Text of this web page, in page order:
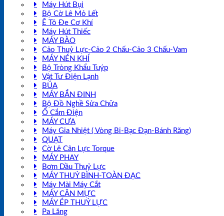
Máy Hút Bụi
Bộ Cờ Lê Mỏ Lết
Ê Tô Đe Cơ Khí
Máy Hút Thiếc
MÁY BÀO
Cảo Thuỷ Lực-Cảo 2 Chấu-Cảo 3 Chấu-Vam
MÁY NÉN KHÍ
Bộ Tròng Khẩu Tuýp
Vật Tư Điện Lạnh
BÚA
MÁY BẮN ĐINH
Bộ Đồ Nghề Sửa Chữa
Ổ Cắm Điện
MÁY CƯA
Máy Gia Nhiệt ( Vòng Bi-Bạc Đạn-Bánh Răng)
QUẠT
Cờ Lê Cân Lực Torque
MÁY PHAY
Bơm Dầu Thuỷ Lực
MÁY THUỶ BÌNH-TOÀN ĐẠC
Máy Mài Máy Cắt
MÁY CÂN MỰC
MÁY ÉP THUỶ LỰC
Pa Lăng